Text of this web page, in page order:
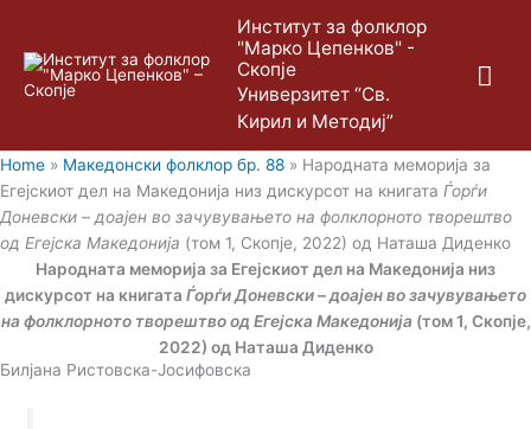
content
Институт за фолклор
"Марко Цепенков" -
Скопје
Универзитет “Св.
Кирил и Методиј”
Home » Македонски фолклор бр. 88 » Народната меморија за
Егејскиот дел на Македонија низ дискурсот на книгата Ѓорѓи
Доневски – доајен во зачувувањето на фолклорното творештво
од Егејска Македонија (том 1, Скопје, 2022) од Наташа Диденко
Народната меморија за Егејскиот дел на Македонија низ
дискурсот на книгата Ѓорѓи Доневски – доајен во зачувувањето
на фолклорното творештво од Егејска Македонија (том 1, Скопје,
2022) од Наташа Диденко
Билјана Ристовска-Јосифовска